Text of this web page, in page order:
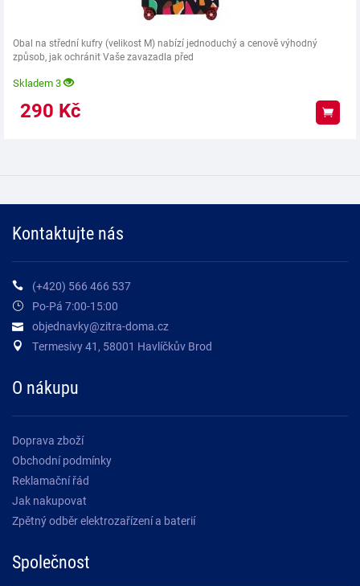
Obal na střední kufry (velikost M) nabízí jednoduchý a cenově výhodný
způsob, jak ochránit Vaše zavazadla před
Skladem 3
290 Kč
Kontaktujte nás
(+420) 566 466 537
Po-Pá 7:00-15:00
objednavky@zitra-doma.cz
Termesivy 41, 58001 Havlíčkův Brod
O nákupu
Doprava zboží
Obchodní podmínky
Reklamační řád
Jak nakupovat
Zpětný odběr elektrozařízení a baterií
Společnost